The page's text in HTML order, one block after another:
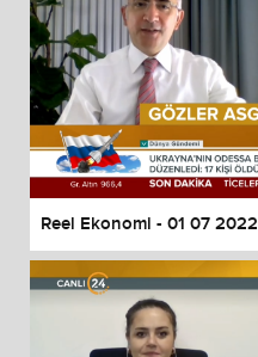
Reel Ekonomi - 01 07 2022